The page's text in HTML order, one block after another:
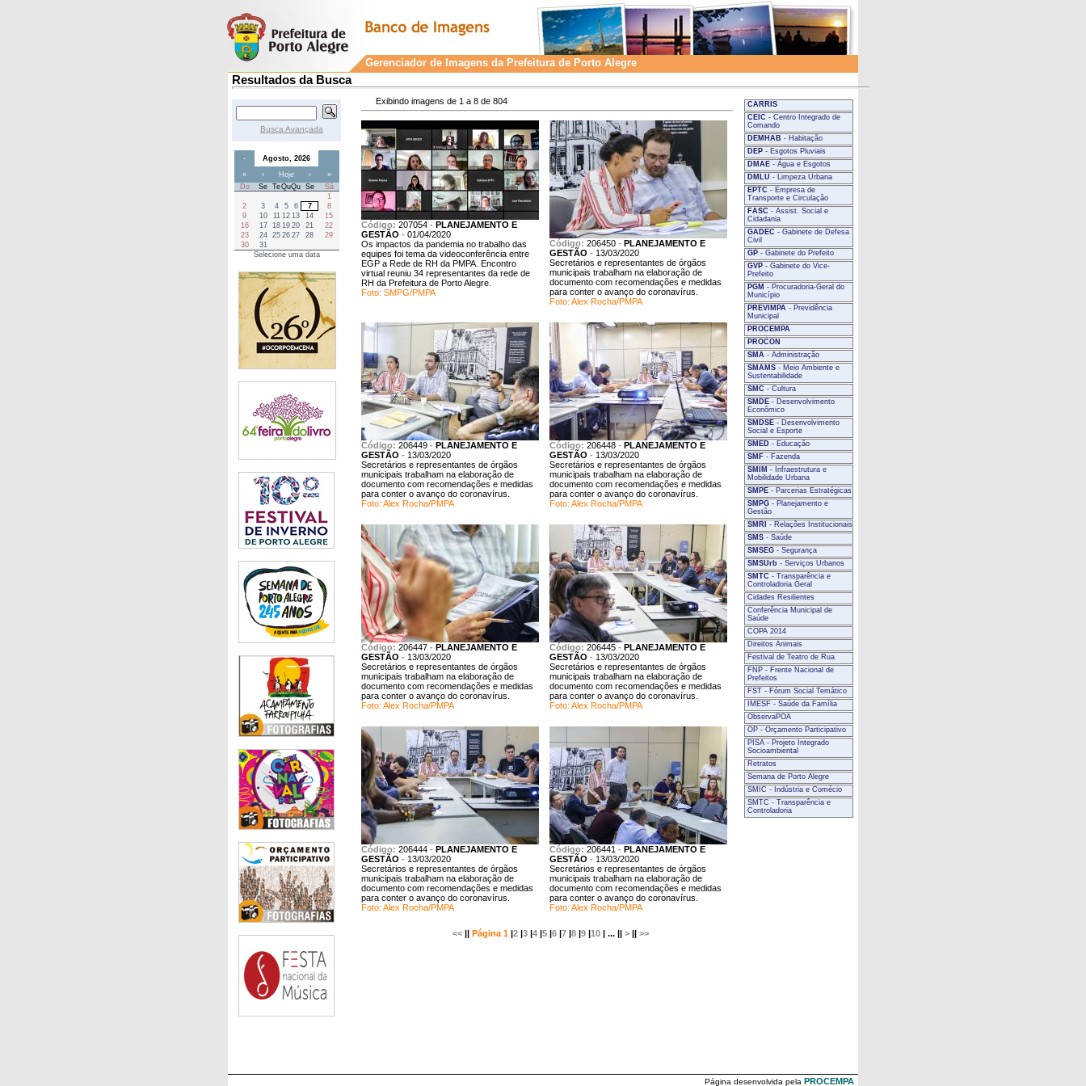
Gerenciador de Imagens da Prefeitura de Porto Alegre
Resultados da Busca
CARRIS
CEIC - Centro Integrado de
Comando
DEMHAB - Habitação
DEP - Esgotos Pluviais
DMAE - Água e Esgotos
DMLU - Limpeza Urbana
EPTC - Empresa de
Transporte e Circulação
FASC - Assist. Social e
Cidadania
GADEC - Gabinete de Defesa
Civil
GP - Gabinete do Prefeito
GVP - Gabinete do Vice-
Prefeito
PGM - Procuradoria-Geral do
Município
PREVIMPA - Previdência
Municipal
PROCEMPA
PROCON
SMA - Administração
SMAMS - Meio Ambiente e
Sustentabilidade
SMC - Cultura
SMDE - Desenvolvimento
Econômico
SMDSE - Desenvolvimento
Social e Esporte
SMED - Educação
SMF - Fazenda
SMIM - Infraestrutura e
Mobilidade Urbana
SMPE - Parcerias Estratégicas
SMPG - Planejamento e
Gestão
SMRI
- Relações Institucionais
SMS - Saúde
SMSEG - Segurança
SMSUrb - Serviços Urbanos
SMTC - Transparência e
Controladoria Geral
Cidades Resilientes
Conferência Municipal de
Saúde
COPA 2014
Direitos Animais
Festival de Teatro de Rua
FNP - Frente Nacional de
Prefeitos
FST - Fórum Social Temático
IMESF - Saúde da Família
ObservaPOA
OP - Orçamento Participativo
PISA - Projeto Integrado
Socioambiental
Retratos
Semana de Porto Alegre
SMIC - Indústria e Comécio
SMTC - Transparência e
Controladoria
Exibindo imagens de 1 a 8 de 804
Código: 207054 - PLANEJAMENTO E
GESTÃO - 01/04/2020
Os impactos da pandemia no trabalho das
equipes foi tema da videoconferência entre
EGP a Rede de RH da PMPA. Encontro
virtual reuniu 34 representantes da rede de
RH da Prefeitura de Porto Alegre.
Foto: SMPG/PMPA
Código: 206450 - PLANEJAMENTO E
GESTÃO - 13/03/2020
Secretários e representantes de órgãos
municipais trabalham na elaboração de
documento com recomendações e medidas
para conter o avanço do coronavírus.
Foto: Alex Rocha/PMPA
Código: 206449 - PLANEJAMENTO E
GESTÃO - 13/03/2020
Secretários e representantes de órgãos
municipais trabalham na elaboração de
documento com recomendações e medidas
para conter o avanço do coronavírus.
Foto: Alex Rocha/PMPA
Código: 206448 - PLANEJAMENTO E
GESTÃO - 13/03/2020
Secretários e representantes de órgãos
municipais trabalham na elaboração de
documento com recomendações e medidas
para conter o avanço do coronavírus.
Foto: Alex Rocha/PMPA
Código: 206447 - PLANEJAMENTO E
GESTÃO - 13/03/2020
Secretários e representantes de órgãos
municipais trabalham na elaboração de
documento com recomendações e medidas
para conter o avanço do coronavírus.
Foto: Alex Rocha/PMPA
Código: 206445 - PLANEJAMENTO E
GESTÃO - 13/03/2020
Secretários e representantes de órgãos
municipais trabalham na elaboração de
documento com recomendações e medidas
para conter o avanço do coronavírus.
Foto: Alex Rocha/PMPA
Código: 206444 - PLANEJAMENTO E
GESTÃO - 13/03/2020
Secretários e representantes de órgãos
municipais trabalham na elaboração de
documento com recomendações e medidas
para conter o avanço do coronavírus.
Foto: Alex Rocha/PMPA
Código: 206441 - PLANEJAMENTO E
GESTÃO - 13/03/2020
Secretários e representantes de órgãos
municipais trabalham na elaboração de
documento com recomendações e medidas
para conter o avanço do coronavírus.
Foto: Alex Rocha/PMPA
<< ||Página 1|2 |3 |4 |5 |6 |7 |8 |9 |10 | ... ||>||>>
Busca Avançada
Página desenvolvida pela PROCEMPA
-
Agosto, 2026
«
‹ Hoje ›
»
Do
Se TeQuQu Se
Sá
1
2
3 4 5 6 7
8
9
10 11 12 13 14
15
16
17 18 19 20 21
22
23
24 25 26 27 28
29
30
31
Selecione uma data